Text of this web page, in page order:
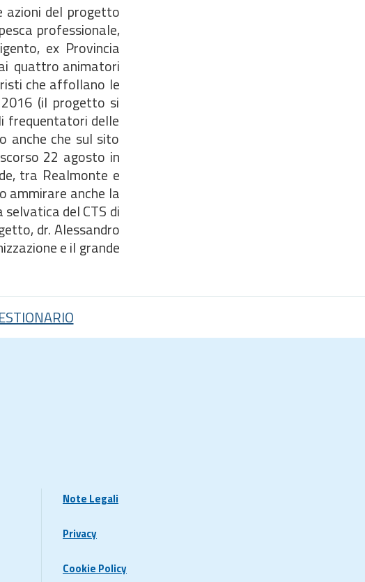
azioni del progetto
professionale,
ex Provincia
quattro animatori
che affollano le
(il progetto si
frequentatori delle
anche che sul sito
22 agosto in
tra Realmonte e
ammirare anche la
del CTS di
dr. Alessandro
e il grande
Note Legali
Privacy
Cookie Policy